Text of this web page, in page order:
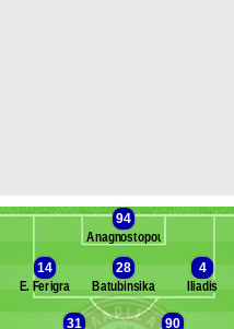
94
Anagnostopoulos
14
E. Ferigra
28
Batubinsika
4
Iliadis
31
90